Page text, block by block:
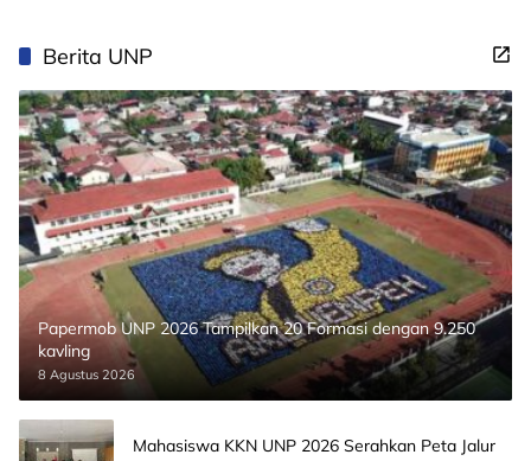
Berita UNP
Papermob UNP 2026 Tampilkan 20 Formasi dengan 9.250
kavling
8 Agustus 2026
Mahasiswa KKN UNP 2026 Serahkan Peta Jalur